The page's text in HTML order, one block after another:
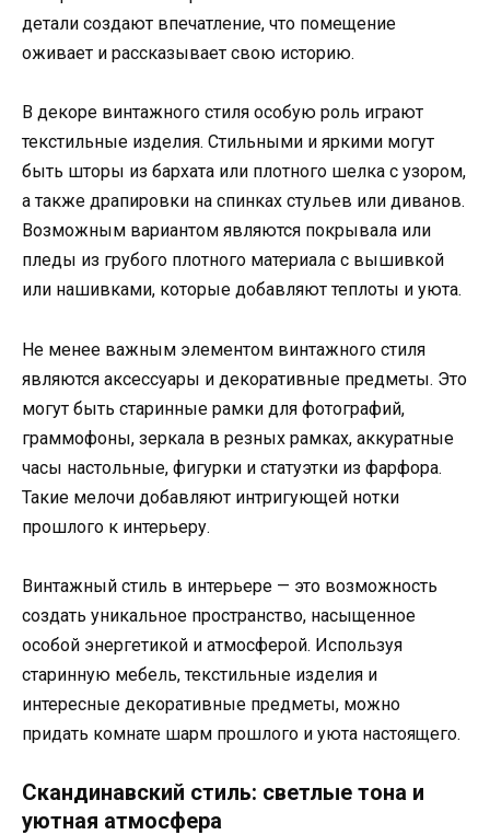
детали создают впечатление, что помещение
оживает и рассказывает свою историю.
В декоре винтажного стиля особую роль играют
текстильные изделия. Стильными и яркими могут
быть шторы из бархата или плотного шелка с узором,
а также драпировки на спинках стульев или диванов.
Возможным вариантом являются покрывала или
пледы из грубого плотного материала с вышивкой
или нашивками, которые добавляют теплоты и уюта.
Не менее важным элементом винтажного стиля
являются аксессуары и декоративные предметы. Это
могут быть старинные рамки для фотографий,
граммофоны, зеркала в резных рамках, аккуратные
часы настольные, фигурки и статуэтки из фарфора.
Такие мелочи добавляют интригующей нотки
прошлого к интерьеру.
Винтажный стиль в интерьере — это возможность
создать уникальное пространство, насыщенное
особой энергетикой и атмосферой. Используя
старинную мебель, текстильные изделия и
интересные декоративные предметы, можно
придать комнате шарм прошлого и уюта настоящего.
Скандинавский стиль: светлые тона и
уютная атмосфера